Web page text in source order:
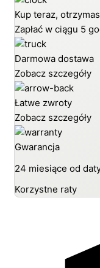
Kup teraz,
Zapłać w ciągu 5
Darmowa dostawa
Zobacz szczegóły
Łatwe zwroty
Zobacz szczegóły
Gwarancja
24 miesiące od
Korzystne raty